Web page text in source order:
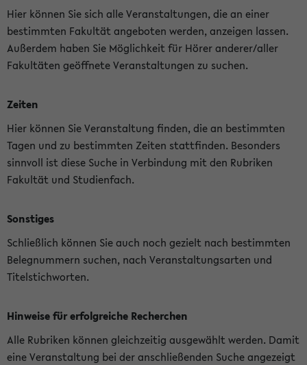
Hier können Sie sich alle Veranstaltungen, die an einer
bestimmten Fakultät angeboten werden, anzeigen lassen.
Außerdem haben Sie Möglichkeit für Hörer anderer/aller
Fakultäten geöffnete Veranstaltungen zu suchen.
Zeiten
Hier können Sie Veranstaltung finden, die an bestimmten
Tagen und zu bestimmten Zeiten stattfinden. Besonders
sinnvoll ist diese Suche in Verbindung mit den Rubriken
Fakultät und Studienfach.
Sonstiges
Schließlich können Sie auch noch gezielt nach bestimmten
Belegnummern suchen, nach Veranstaltungsarten und
Titelstichworten.
Hinweise für erfolgreiche Recherchen
Alle Rubriken können gleichzeitig ausgewählt werden. Damit
eine Veranstaltung bei der anschließenden Suche angezeigt